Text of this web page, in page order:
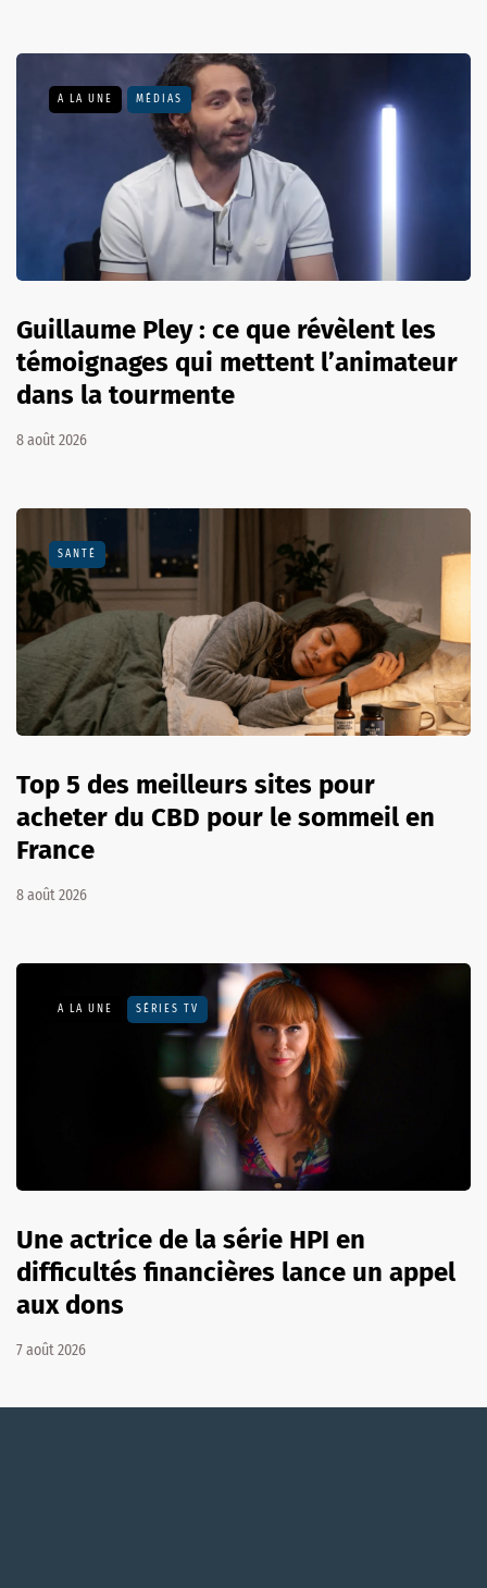
A LA UNE MÉDIAS
Guillaume Pley : ce que révèlent les
témoignages qui mettent l’animateur
dans la tourmente
8 août 2026
SANTÉ
Top 5 des meilleurs sites pour
acheter du CBD pour le sommeil en
France
8 août 2026
A LA UNE SÉRIES TV
Une actrice de la série HPI en
difficultés financières lance un appel
aux dons
7 août 2026